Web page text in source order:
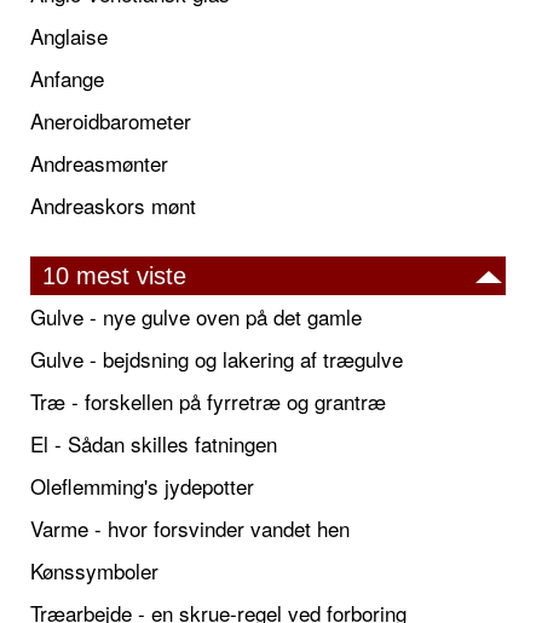
Anglaise
Anfange
Aneroidbarometer
Andreasmønter
Andreaskors mønt
10 mest viste
Gulve - nye gulve oven på det gamle
Gulve - bejdsning og lakering af trægulve
Træ - forskellen på fyrretræ og grantræ
El - Sådan skilles fatningen
Oleflemming's jydepotter
Varme - hvor forsvinder vandet hen
Kønssymboler
Træarbejde - en skrue-regel ved forboring